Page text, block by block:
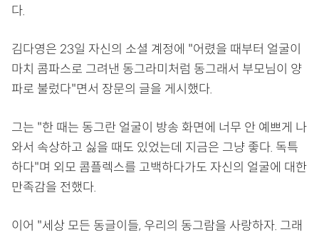
다.
김다영은 23일 자신의 소셜 계정에 "어렸을 때부터 얼굴이
마치 콤파스로 그려낸 동그라미처럼 동그래서 부모님이 양
파로 불렀다"면서 장문의 글을 게시했다.
그는 "한 때는 동그란 얼굴이 방송 화면에 너무 안 예쁘게 나
와서 속상하고 싫을 때도 있었는데 지금은 그냥 좋다. 독특
하다"며 외모 콤플렉스를 고백하다가도 자신의 얼굴에 대한
만족감을 전했다.
이어 "세상 모든 동글이들, 우리의 동그람을 사랑하자. 그래